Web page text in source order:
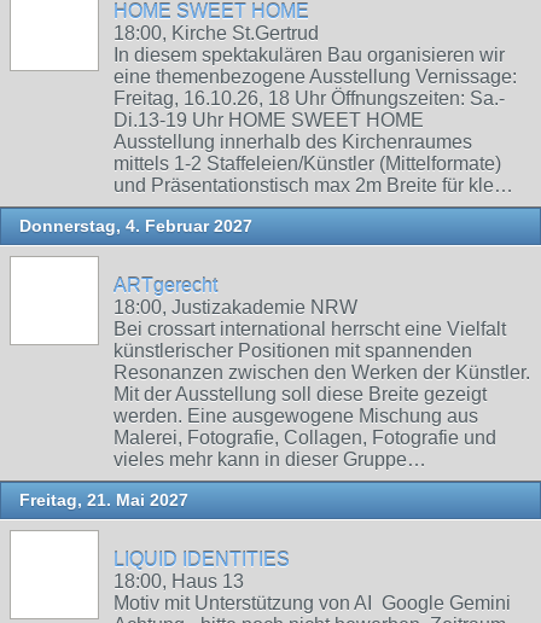
HOME SWEET HOME
18:00, Kirche St.Gertrud
In diesem spektakulären Bau organisieren wir
eine themenbezogene Ausstellung Vernissage:
Freitag, 16.10.26, 18 Uhr Öffnungszeiten: Sa.-
Di.13-19 Uhr HOME SWEET HOME
Ausstellung innerhalb des Kirchenraumes
mittels 1-2 Staffeleien/Künstler (Mittelformate)
und Präsentationstisch max 2m Breite für kle…
Donnerstag, 4. Februar 2027
ARTgerecht
18:00, Justizakademie NRW
Bei crossart international herrscht eine Vielfalt
künstlerischer Positionen mit spannenden
Resonanzen zwischen den Werken der Künstler.
Mit der Ausstellung soll diese Breite gezeigt
werden. Eine ausgewogene Mischung aus
Malerei, Fotografie, Collagen, Fotografie und
vieles mehr kann in dieser Gruppe…
Freitag, 21. Mai 2027
LIQUID IDENTITIES
18:00, Haus 13
Motiv mit Unterstützung von AI Google Gemini